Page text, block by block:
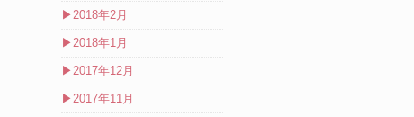
▶2018年2月
▶2018年1月
▶2017年12月
▶2017年11月